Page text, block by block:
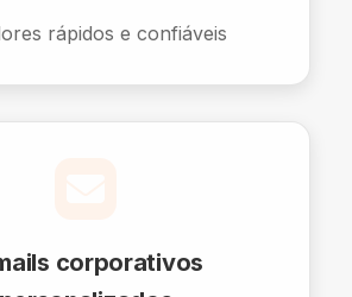
rápidos e confiáveis
corporativos